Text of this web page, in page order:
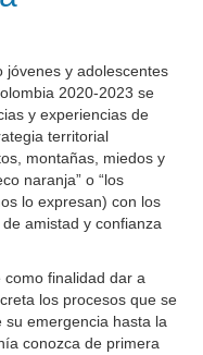
jóvenes y adolescentes
2020-2023 se
y experiencias de
territorial
montañas, miedos y
naranja” o “los
lo expresan) con los
amistad y confianza
como finalidad dar a
los procesos que se
su emergencia hasta la
conozca de primera